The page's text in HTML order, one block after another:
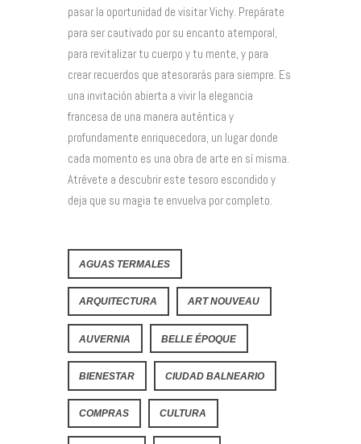
pasar la oportunidad de visitar Vichy. Prepárate
para ser cautivado por su encanto atemporal,
para revitalizar tu cuerpo y tu mente, y para
crear recuerdos que atesorarás para siempre. Es
una invitación abierta a vivir la elegancia
francesa de una manera auténtica y
profundamente enriquecedora, un lugar donde
cada momento es una obra de arte en sí misma.
Atrévete a descubrir este tesoro escondido y
deja que su magia te envuelva por completo.
AGUAS TERMALES
ARQUITECTURA ART NOUVEAU
AUVERNIA BELLE ÉPOQUE
BIENESTAR CIUDAD BALNEARIO
COMPRAS CULTURA